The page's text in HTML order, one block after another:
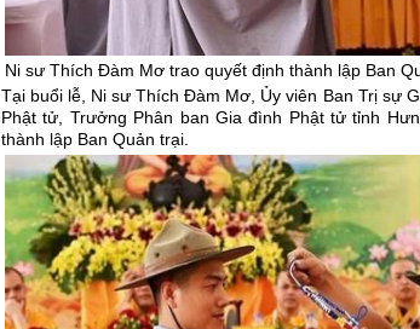
Ni sư Thích Đàm Mơ trao quyết định thành lập Ban
Tại buổi lễ, Ni sư Thích Đàm Mơ, Ủy viên Ban Trị sự
Phật tử, Trưởng Phân ban Gia đình Phật tử tỉnh
thành lập Ban Quản trại.